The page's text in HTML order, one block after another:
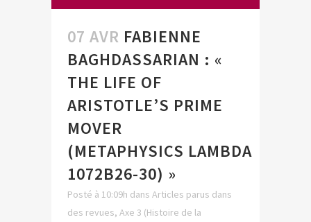
07 AVR FABIENNE
BAGHDASSARIAN : «
THE LIFE OF
ARISTOTLE’S PRIME
MOVER
(METAPHYSICS LAMBDA
1072B26-30) »
Posté à 10:09h dans Articles parus dans
des revues, Axe 3 (Histoire de la